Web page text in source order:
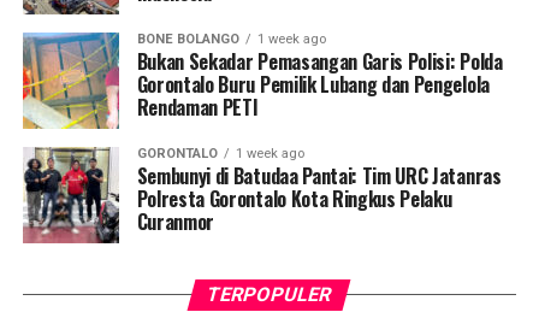
hingga tuntas, serta pengikisan stigma negatif terhadap
penyintas TBC di lingkungan warga.
“Literasi kesehatan warga adalah fondasi utama dalam
memutus rantai penularan TBC. Kami berupaya
menyampaikan edukasi yang persuasif dan mudah
dipahami agar warga tidak ragu melakukan pemeriksaan
apabila mengalami gejala batuk berkepanjangan,”
BONE BOLANGO 1 week ago
Bukan Sekadar Pemasangan Garis Polisi: Polda
Gorontalo Buru Pemilik Lubang dan Pengelola
Rendaman PETI
GORONTALO 1 week ago
Sembunyi di Batudaa Pantai: Tim URC Jatanras
Polresta Gorontalo Kota Ringkus Pelaku
Curanmor
TERPOPULER